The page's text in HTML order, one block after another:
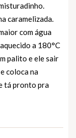
caramelizada.
com água
a 180°C
palito e ele sair
coloca na
tá pronto pra